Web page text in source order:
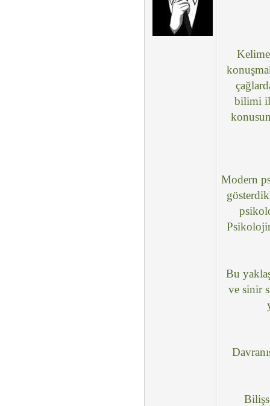
bilimi
Modern
Bu
ve sinir